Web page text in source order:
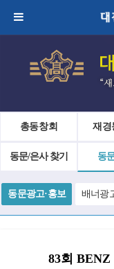
총동창회 재경
동문/은사 찾기 동
동문광고·홍보 배너광
83회